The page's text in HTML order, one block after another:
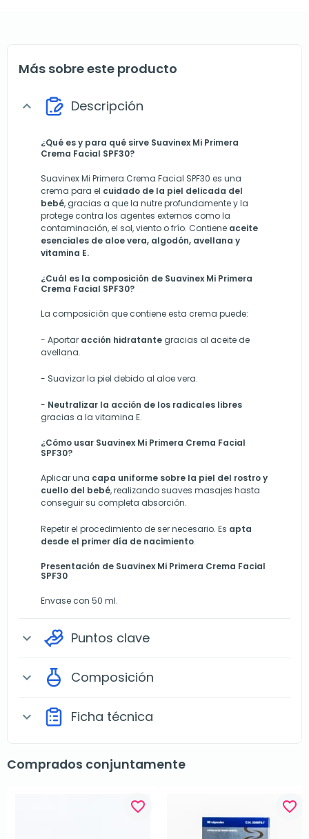
Más sobre este producto
expand_more Descripción
¿Qué es y para qué sirve Suavinex Mi Primera
Crema Facial SPF30?
Suavinex Mi Primera Crema Facial SPF30 es una
crema para el cuidado de la piel delicada del
bebé, gracias a que la nutre profundamente y la
protege contra los agentes externos como la
contaminación, el sol, viento o frío. Contiene aceite
esenciales de aloe vera, algodón, avellana y
vitamina E.
¿Cuál es la composición de Suavinex Mi Primera
Crema Facial SPF30?
La composición que contiene esta crema puede:
- Aportar acción hidratante gracias al aceite de
avellana.
- Suavizar la piel debido al aloe vera.
- Neutralizar la acción de los radicales libres
gracias a la vitamina E.
¿Cómo usar Suavinex Mi Primera Crema Facial
SPF30?
Aplicar una capa uniforme sobre la piel del rostro y
cuello del bebé, realizando suaves masajes hasta
conseguir su completa absorción.
Repetir el procedimiento de ser necesario. Es apta
desde el primer día de nacimiento.
Presentación de Suavinex Mi Primera Crema Facial
SPF30
Envase con 50 ml.
expand_more Puntos clave
expand_more Composición
expand_more Ficha técnica
Comprados conjuntamente
favorite_border favorite_border